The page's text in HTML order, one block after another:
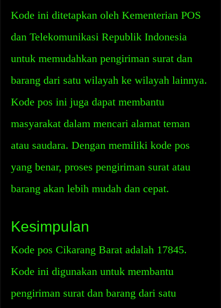
Kode ini ditetapkan oleh Kementerian POS
dan Telekomunikasi Republik Indonesia
untuk memudahkan pengiriman surat dan
barang dari satu wilayah ke wilayah lainnya.
Kode pos ini juga dapat membantu
masyarakat dalam mencari alamat teman
atau saudara. Dengan memiliki kode pos
yang benar, proses pengiriman surat atau
barang akan lebih mudah dan cepat.
Kesimpulan
Kode pos Cikarang Barat adalah 17845.
Kode ini digunakan untuk membantu
pengiriman surat dan barang dari satu